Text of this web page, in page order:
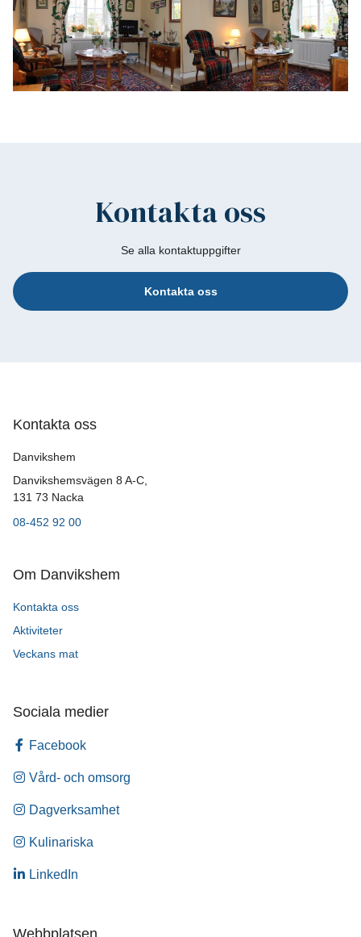
Kontakta oss
Se alla kontaktuppgifter
Kontakta oss
Kontakta oss
Danvikshem
Danvikshemsvägen 8 A-C,
131 73 Nacka
08-452 92 00
Om Danvikshem
Kontakta oss
Aktiviteter
Veckans mat
Sociala medier
Facebook
Vård- och omsorg
Dagverksamhet
Kulinariska
LinkedIn